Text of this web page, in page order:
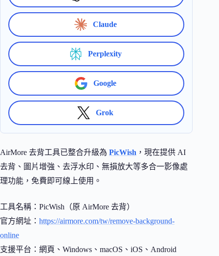
Claude
Perplexity
Google
Grok
AirMore 去背工具已整合升級為 PicWish ，現在提供 AI
去背、圖片增強、去浮水印、無損放大等多合一影像處
理功能，免費即可線上使用。
工具名稱：PicWish（原 AirMore 去背）
官方網址： https://airmore.com/tw/remove-background-
online
支援平台：網頁、Windows、macOS、iOS、Android